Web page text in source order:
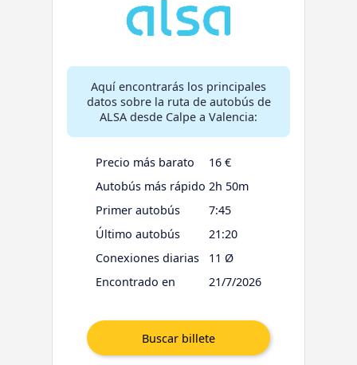
Aquí encontrarás los principales
datos sobre la ruta de autobús de
ALSA desde Calpe a Valencia:
Precio más barato
16 €
Autobús más rápido 2h 50m
Primer autobús
7:45
Último autobús
21:20
Conexiones diarias
11 Ø
Encontrado en
21/7/2026